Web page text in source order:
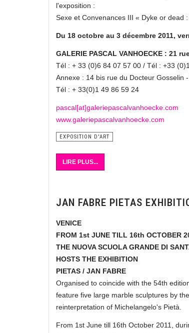
l'exposition :
Sexe et Convenances III « Dyke or dead
Du 18 octobre au 3 décembre 2011,
GALERIE PASCAL VANHOECKE : 21
Tél : + 33 (0)6 84 07 57 00 / Tél : +33
Annexe : 14 bis rue du Docteur Gosselin
Tél : + 33(0)1 49 86 59 24
pascal[at]galeriepascalvanhoecke.com
www.galeriepascalvanhoecke.com
EXPOSITION D'ART
LIRE PLUS...
JAN FABRE PIETAS
VENICE
FROM 1st JUNE TILL 16th OCTOBER
THE NUOVA SCUOLA GRANDE DI
HOSTS THE EXHIBITION
PIETAS / JAN FABRE
Organised to coincide with the 54th
feature five large marble sculptures by
reinterpretation of Michelangelo's Pietà.
From 1st June till 16th October 2011,